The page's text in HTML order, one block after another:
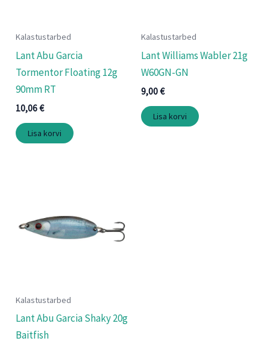
Kalastustarbed
Lant Abu Garcia
Tormentor Floating 12g
90mm RT
10,06€
Lisa korvi
Kalastustarbed
Lant Williams Wabler 21g
W60GN-GN
9,00€
Lisa korvi
Kalastustarbed
Lant Abu Garcia Shaky 20g
Baitfish